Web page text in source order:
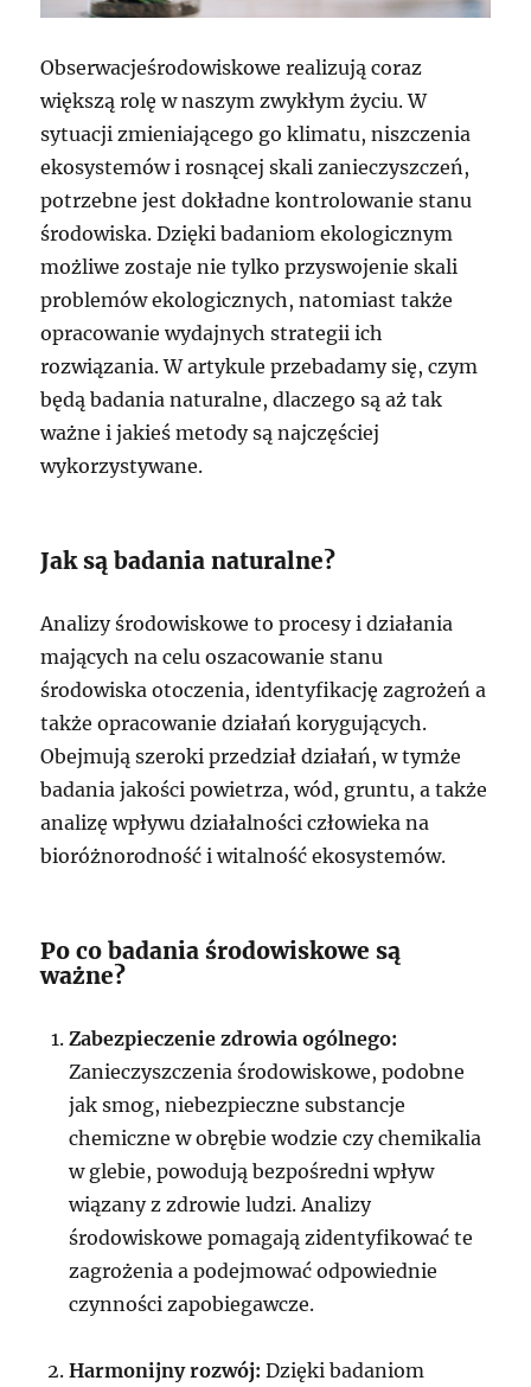
Obserwacjeśrodowiskowe realizują coraz
większą rolę w naszym zwykłym życiu. W
sytuacji zmieniającego go klimatu, niszczenia
ekosystemów i rosnącej skali zanieczyszczeń,
potrzebne jest dokładne kontrolowanie stanu
środowiska. Dzięki badaniom ekologicznym
możliwe zostaje nie tylko przyswojenie skali
problemów ekologicznych, natomiast także
opracowanie wydajnych strategii ich
rozwiązania. W artykule przebadamy się, czym
będą badania naturalne, dlaczego są aż tak
ważne i jakieś metody są najczęściej
wykorzystywane.
Jak są badania naturalne?
Analizy środowiskowe to procesy i działania
mających na celu oszacowanie stanu
środowiska otoczenia, identyfikację zagrożeń a
także opracowanie działań korygujących.
Obejmują szeroki przedział działań, w tymże
badania jakości powietrza, wód, gruntu, a także
analizę wpływu działalności człowieka na
bioróżnorodność i witalność ekosystemów.
Po co badania środowiskowe są
ważne?
Zabezpieczenie zdrowia ogólnego:
Zanieczyszczenia środowiskowe, podobne
jak smog, niebezpieczne substancje
chemiczne w obrębie wodzie czy chemikalia
w glebie, powodują bezpośredni wpływ
wiązany z zdrowie ludzi. Analizy
środowiskowe pomagają zidentyfikować te
zagrożenia a podejmować odpowiednie
czynności zapobiegawcze.
Harmonijny rozwój: Dzięki badaniom